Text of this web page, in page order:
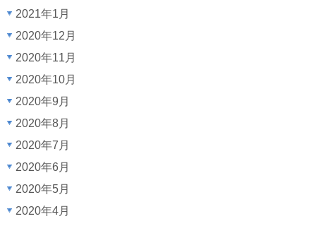
2021年1月
2020年12月
2020年11月
2020年10月
2020年9月
2020年8月
2020年7月
2020年6月
2020年5月
2020年4月